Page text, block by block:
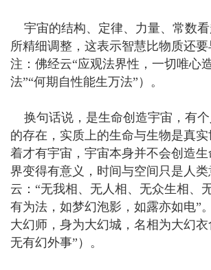
宇宙的结构、定律、力量、常数
所精细调整，这表示智慧比物质还
注：佛经云“应观法界性，一切唯心
法”“何期自性能生万法”）。
换句话说，是生命创造宇宙，有
的存在，实质上的生命与生物是真
着才有宇宙，宇宙本身并不会创造
界变得有意义，时间与空间只是人
云：“无我相、无人相、无众生相、
有为法，如梦幻泡影，如露亦如电”
大幻师，身为大幻城，名相为大幻衣
无有幻外事”）。